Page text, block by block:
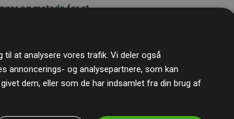
og metode for at
websites estimerede
at analysere vores trafik. Vi deler også
annoncerings- og analysepartnere, som kan
dem, eller som de har indsamlet fra din brug af